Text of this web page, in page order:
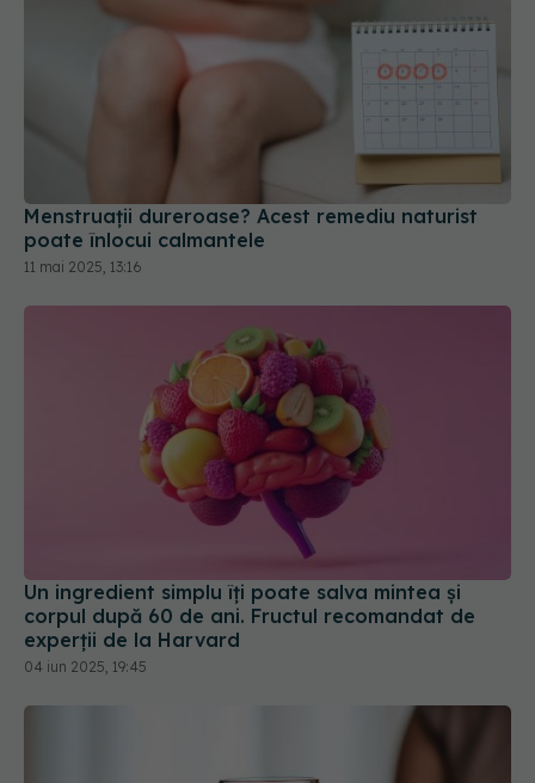
Menstruații dureroase? Acest remediu naturist
poate înlocui calmantele
Un ingredient simplu îți poate salva mintea și
corpul după 60 de ani. Fructul recomandat de
04 iun 2025, 19:45